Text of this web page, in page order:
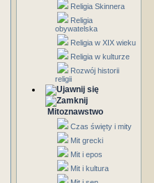
Religia Skinnera
Religia
obywatelska
Religia w XIX wieku
Religia w kulturze
Rozwój historii
religii
Mitoznawstwo
Czas święty i mity
Mit grecki
Mit i epos
Mit i kultura